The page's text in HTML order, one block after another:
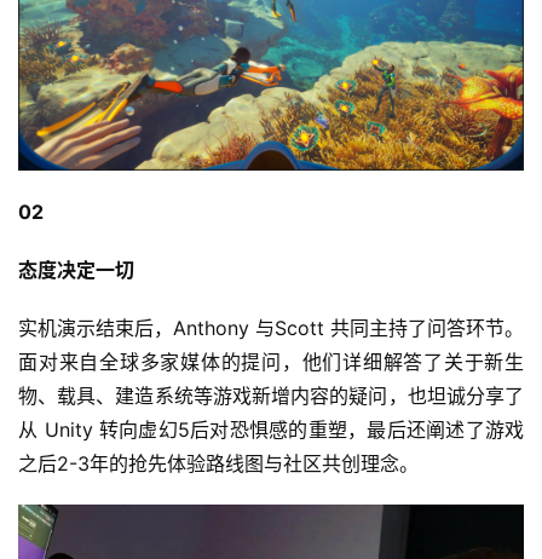
首
页
游
原
戏
业
界
手
游
戏
02
态度决定一切
实机演示结束后，Anthony 与Scott 共同主持了问答环节。
面对来自全球多家媒体的提问，他们详细解答了关于新生
物、载具、建造系统等游戏新增内容的疑问，也坦诚分享了
从 Unity 转向虚幻5后对恐惧感的重塑，最后还阐述了游戏
之后2-3年的抢先体验路线图与社区共创理念。